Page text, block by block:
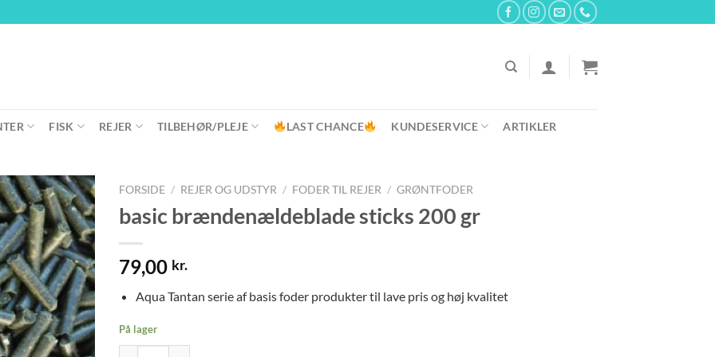
FISK REJER TILBEHØR/PLEJE LAST CHANCE KUNDESERVICE ARTIKLER
FORSIDE / REJER OG UDSTYR / FODER TIL REJER / GRØNTFODER
basic brændenældeblade sticks 200 gr
79,00 kr.
Aqua Tantan serie af basis foder produkter til lave pris og høj kvalitet
På lager